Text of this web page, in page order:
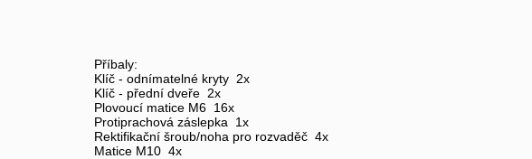
Příbaly:
Klíč - odnímatelné kryty 2x
Klíč - přední dveře 2x
Plovoucí matice M6 16x
Protiprachová záslepka 1x
Rektifikační šroub/noha pro rozvaděč 4x
Matice M10 4x